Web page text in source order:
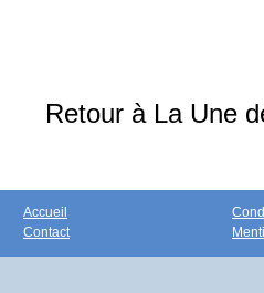
Retour à La Une
Accueil
Contact